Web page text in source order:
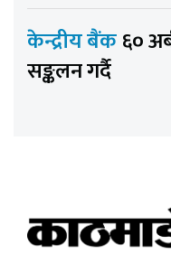
केन्द्रीय बैंक६०
सङ्कलन गर्दै